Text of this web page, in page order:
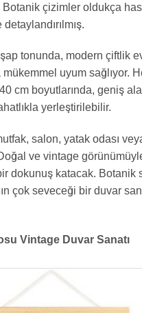
çizimler oldukça
tonunda, modern çiftlik
mükemmel uyum sağlıyor.
cm boyutlarında, geniş
yerleştirilebilir.
salon, yatak odası
ve vintage
dokunuş katacak. Botanik
çok seveceği bir duvar
Vintage Duvar Sanatı